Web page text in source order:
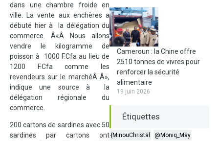
dans une chambre froide en
ville. La vente aux enchères a
débuté hier à la délégation du
commerce. Â«Â Nous allons
vendre le kilogramme de
poisson à 1000 F.Cfa au lieu de
1200 F.Cfa comme les
revendeurs sur le marchéÂ Â»,
indique une source à la
délégation régionale du
commerce.
200 cartons de sardines avec 50
sardines par cartons ont
Cameroun : la Chine offre
2510 tonnes de vivres pour
renforcer la sécurité
alimentaire
19 juin 2026
Étiquettes
{MinouChristal
@Moniq_May